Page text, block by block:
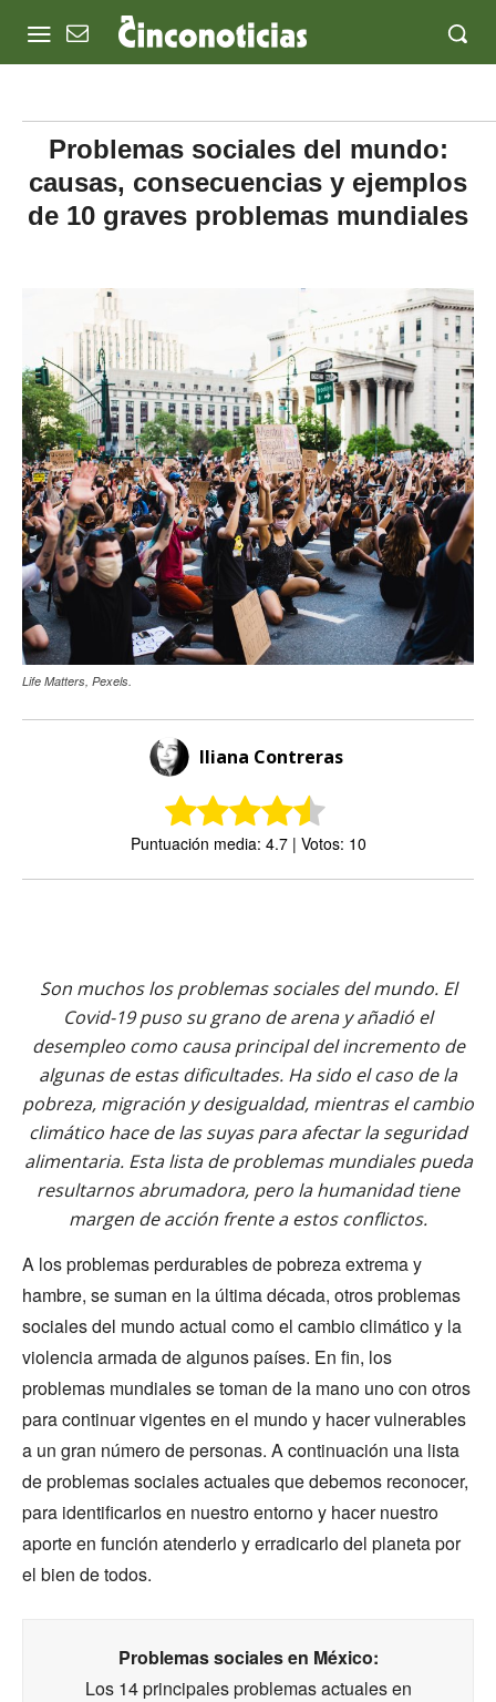
Problemas sociales del mundo:
causas, consecuencias y ejemplos
de 10 graves problemas mundiales
Life Matters, Pexels.
Iliana Contreras
Puntuación media: 4.7 | Votos: 10
Son muchos los problemas sociales del mundo. El
Covid-19 puso su grano de arena y añadió el
desempleo como causa principal del incremento de
algunas de estas dificultades. Ha sido el caso de la
pobreza, migración y desigualdad, mientras el cambio
climático hace de las suyas para afectar la seguridad
alimentaria. Esta lista de problemas mundiales pueda
resultarnos abrumadora, pero la humanidad tiene
margen de acción frente a estos conflictos.
A los problemas perdurables de pobreza extrema y
hambre, se suman en la última década, otros problemas
sociales del mundo actual como el cambio climático y la
violencia armada de algunos países. En fin, los
problemas mundiales se toman de la mano uno con otros
para continuar vigentes en el mundo y hacer vulnerables
a un gran número de personas. A continuación una lista
de problemas sociales actuales que debemos reconocer,
para identificarlos en nuestro entorno y hacer nuestro
aporte en función atenderlo y erradicarlo del planeta por
el bien de todos.
Problemas sociales en México:
Los 14 principales problemas actuales en